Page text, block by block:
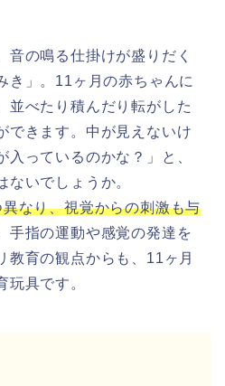
音の鳴る仕掛けが盛りだく
き」。11ヶ月の赤ちゃんに
並べたり積んだり転がした
できます。中が見えないけ
入っているのかな？」と、
ないでしょうか。
なり、視覚からの刺激も与
手指の運動や感覚の発達を
教育の観点からも、11ヶ月
玩具です。